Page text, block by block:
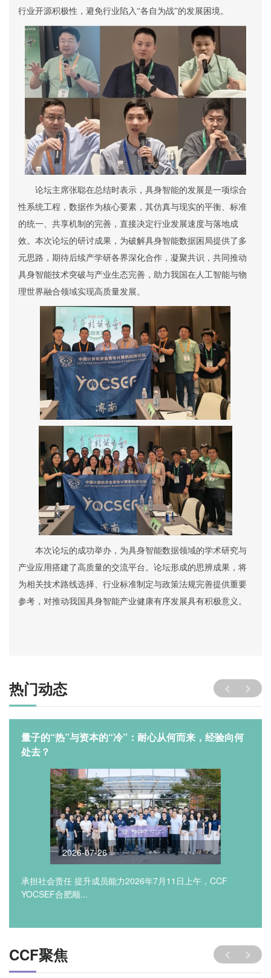
行业开源积极性，避免行业陷入“各自为战”的发展困境。
论坛主席张聪在总结时表示，具身智能的发展是一项综合
性系统工程，数据作为核心要素，其仿真与现实的平衡、标准
的统一、共享机制的完善，直接决定行业发展速度与落地成
效。本次论坛的研讨成果，为破解具身智能数据困局提供了多
元思路，期待后续产学研各界深化合作，凝聚共识，共同推动
具身智能技术突破与产业生态完善，助力我国在人工智能与物
理世界融合领域实现高质量发展。
本次论坛的成功举办，为具身智能数据领域的学术研究与
产业应用搭建了高质量的交流平台。论坛形成的思辨成果，将
为相关技术路线选择、行业标准制定与政策法规完善提供重要
参考，对推动我国具身智能产业健康有序发展具有积极意义。
热门动态
量子的“热”与资本的“冷”：耐心从何而来，经验向何
处去？
2026-07-26
承担社会责任 提升成员能力2026年7月11日上午，CCF
YOCSEF合肥顺...
CCF聚焦